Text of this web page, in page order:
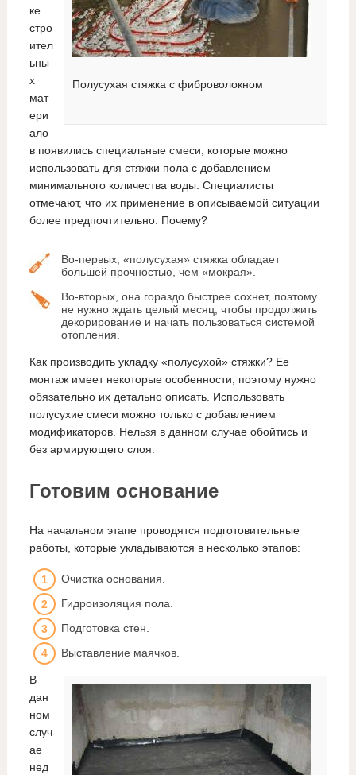
Полусухая стяжка с фиброволокном
ке
стро
ител
ьны
х
мат
ери
ало
в появились специальные смеси, которые можно
использовать для стяжки пола с добавлением
минимального количества воды. Специалисты
отмечают, что их применение в описываемой ситуации
более предпочтительно. Почему?
Во-первых, «полусухая» стяжка обладает
большей прочностью, чем «мокрая».
Во-вторых, она гораздо быстрее сохнет, поэтому
не нужно ждать целый месяц, чтобы продолжить
декорирование и начать пользоваться системой
отопления.
Как производить укладку «полусухой» стяжки? Ее
монтаж имеет некоторые особенности, поэтому нужно
обязательно их детально описать. Использовать
полусухие смеси можно только с добавлением
модификаторов. Нельзя в данном случае обойтись и
без армирующего слоя.
Готовим основание
На начальном этапе проводятся подготовительные
работы, которые укладываются в несколько этапов:
Очистка основания.
Гидроизоляция пола.
Подготовка стен.
Выставление маячков.
В
дан
ном
случ
ае
нед